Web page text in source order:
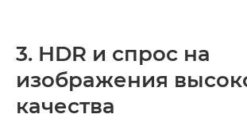
3. HDR и спрос на
изображения
качества